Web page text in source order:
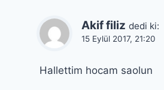
Akif filiz dedi ki:
15 Eylül 2017, 21:20
Hallettim hocam saolun